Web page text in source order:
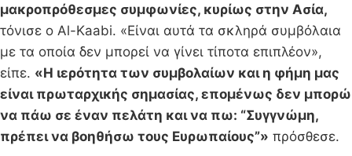
μακροπρόθεσμες συμφωνίες, κυρίως στην Ασία,
τόνισε ο Al-Kaabi. «Είναι αυτά τα σκληρά συμβόλαια
με τα οποία δεν μπορεί να γίνει τίποτα επιπλέον»,
είπε. «Η ιερότητα των συμβολαίων και η φήμη μας
είναι πρωταρχικής σημασίας, επομένως δεν μπορώ
να πάω σε έναν πελάτη και να πω: “Συγγνώμη,
πρέπει να βοηθήσω τους Ευρωπαίους”» πρόσθεσε.